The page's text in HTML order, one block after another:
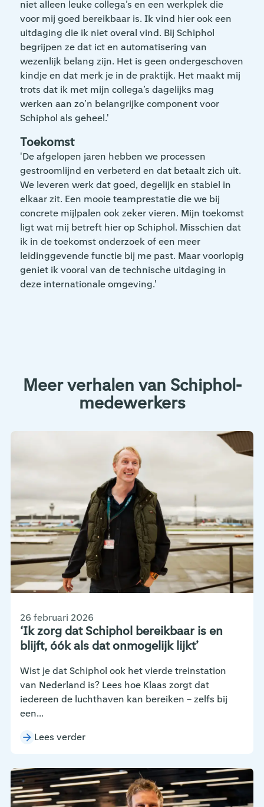
niet alleen leuke collega’s en een werkplek die
voor mij goed bereikbaar is. Ik vind hier ook een
uitdaging die ik niet overal vind. Bij Schiphol
begrijpen ze dat ict en automatisering van
wezenlijk belang zijn. Het is geen ondergeschoven
kindje en dat merk je in de praktijk. Het maakt mij
trots dat ik met mijn collega’s dagelijks mag
werken aan zo’n belangrijke component voor
Schiphol als geheel.'
Toekomst
'De afgelopen jaren hebben we processen
gestroomlijnd en verbeterd en dat betaalt zich uit.
We leveren werk dat goed, degelijk en stabiel in
elkaar zit. Een mooie teamprestatie die we bij
concrete mijlpalen ook zeker vieren. Mijn toekomst
ligt wat mij betreft hier op Schiphol. Misschien dat
ik in de toekomst onderzoek of een meer
leidinggevende functie bij me past. Maar voorlopig
geniet ik vooral van de technische uitdaging in
deze internationale omgeving.'
Meer verhalen van Schiphol-
medewerkers
‘Ik zorg dat Schiphol bereikbaar is en
blijft, óók als dat onmogelijk lijkt’
26 februari 2026
Wist je dat Schiphol ook het vierde treinstation
van Nederland is? Lees hoe Klaas zorgt dat
iedereen de luchthaven kan bereiken – zelfs bij
een...
Lees verder